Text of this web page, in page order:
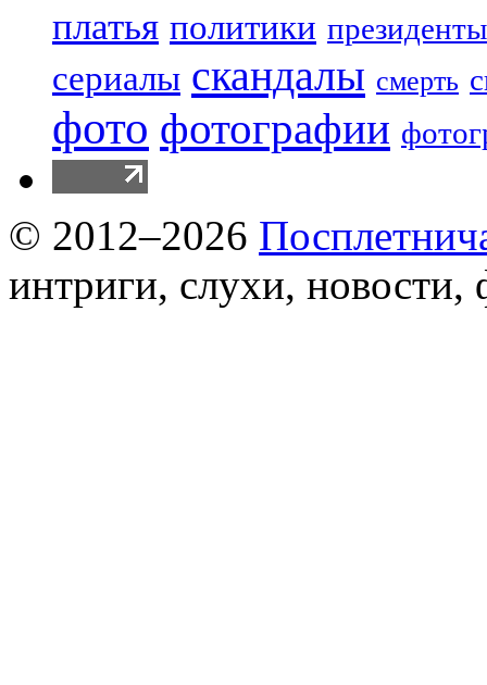
платья политики президенты
сериалы скандалы смерть
фото фотографии
© 2012–2026
интриги, слухи, новости,